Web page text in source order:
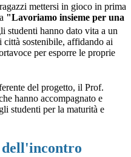
mettersi in gioco in prima
"Lavoriamo insieme per una
studenti hanno dato vita a un
sostenibile, affidando ai
per esporre le proprie
del progetto, il Prof.
hanno accompagnato e
studenti per la maturità e